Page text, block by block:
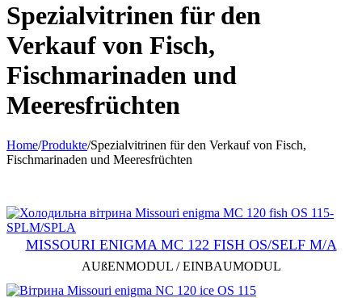
Spezialvitrinen für den
Verkauf von Fisch,
Fischmarinaden und
Meeresfrüchten
Home/Produkte/Spezialvitrinen für den Verkauf von Fisch,
Fischmarinaden und Meeresfrüchten
MISSOURI ENIGMA MC 122 FISH OS/SELF M/A
AUßENMODUL / EINBAUMODUL